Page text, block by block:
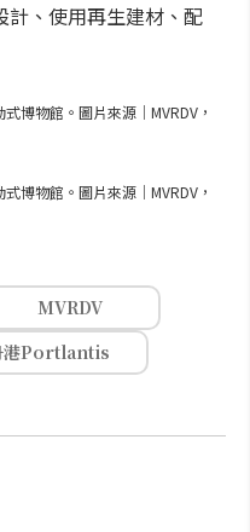
計、使用再生建材、配
博物館。圖片來源｜MVRDV，
博物館。圖片來源｜MVRDV，
MVRDV
港Portlantis